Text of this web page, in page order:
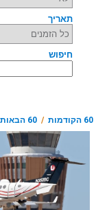
תאריך
חיפוש
60 הקודמות /60 הבאות